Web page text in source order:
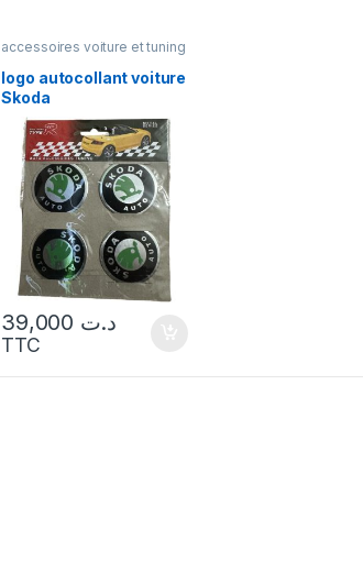
accessoires voiture et tuning
logo autocollant voiture
Skoda
د.ت
TTC